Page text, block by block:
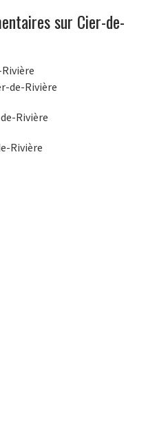
sur Cier-de-
de-Rivière
Rivière
Rivière